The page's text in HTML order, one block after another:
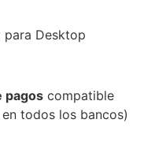
para Desktop
pagos compatible
todos los bancos)